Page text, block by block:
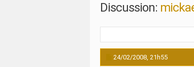
Discussion:
24/02/2008, 21h55